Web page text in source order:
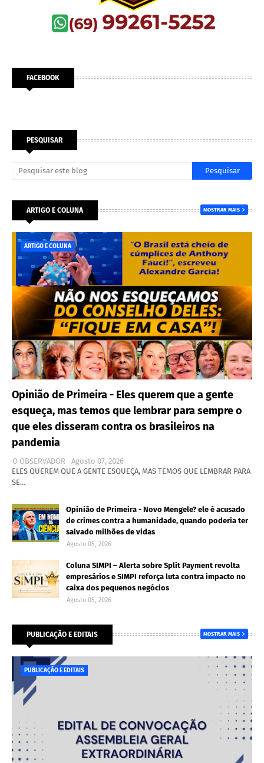
FACEBOOK
PESQUISAR
ARTIGO E COLUNA MOSTRAR MAIS
ARTIGO E COLUNA
Opinião de Primeira - Eles querem que a gente
esqueça, mas temos que lembrar para sempre o
que eles disseram contra os brasileiros na
pandemia
O OBSERVADOR
Agosto 07, 2026
ELES QUEREM QUE A GENTE ESQUEÇA, MAS TEMOS QUE LEMBRAR PARA
SE…
Opinião de Primeira - Novo Mengele? ele é acusado
de crimes contra a humanidade, quando poderia ter
salvado milhões de vidas
Agosto 05, 2026
Coluna SIMPI – Alerta sobre Split Payment revolta
empresários e SIMPI reforça luta contra impacto no
caixa dos pequenos negócios
Agosto 05, 2026
PUBLICAÇÃO E EDITAIS MOSTRAR MAIS
PUBLICAÇÃO E EDITAIS